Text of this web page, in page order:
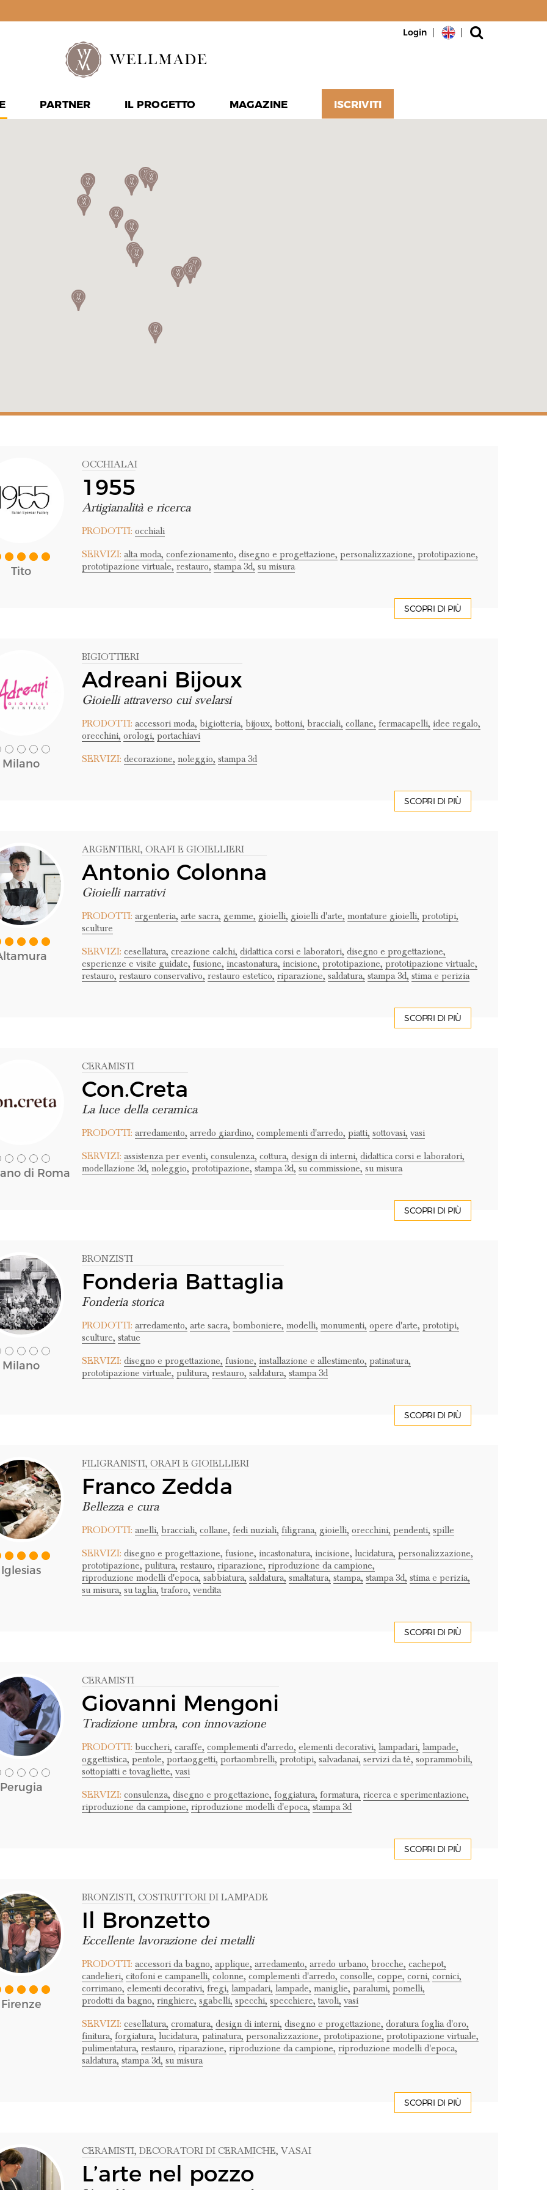
Login
PARTNER IL PROGETTO MAGAZINE ISCRIVITI
Tito
OCCHIALAI
1955
Artigianalità e ricerca
PRODOTTI: occhiali
SERVIZI: alta moda, confezionamento, disegno e progettazione, personalizzazione, prototipazione,
prototipazione virtuale, restauro, stampa 3d, su misura
SCOPRI DI PIÙ
Milano
BIGIOTTIERI
Adreani Bijoux
Gioielli attraverso cui svelarsi
PRODOTTI: accessori moda, bigiotteria, bijoux, bottoni, bracciali, collane, fermacapelli, idee regalo,
orecchini, orologi, portachiavi
SERVIZI: decorazione, noleggio, stampa 3d
SCOPRI DI PIÙ
ARGENTIERI, ORAFI E GIOIELLIERI
Antonio Colonna
Gioielli narrativi
PRODOTTI: argenteria, arte sacra, gemme, gioielli, gioielli d'arte, montature gioielli, prototipi,
sculture
SERVIZI: cesellatura, creazione calchi, didattica corsi e laboratori, disegno e progettazione,
esperienze e visite guidate, fusione, incastonatura, incisione, prototipazione, prototipazione virtuale,
restauro, restauro conservativo, restauro estetico, riparazione, saldatura, stampa 3d, stima e perizia
SCOPRI DI PIÙ
di Roma
CERAMISTI
Con.Creta
La luce della ceramica
PRODOTTI: arredamento, arredo giardino, complementi d'arredo, piatti, sottovasi, vasi
SERVIZI: assistenza per eventi, consulenza, cottura, design di interni, didattica corsi e laboratori,
modellazione 3d, noleggio, prototipazione, stampa 3d, su commissione, su misura
SCOPRI DI PIÙ
Milano
BRONZISTI
Fonderia Battaglia
Fonderia storica
PRODOTTI: arredamento, arte sacra, bomboniere, modelli, monumenti, opere d'arte, prototipi,
sculture, statue
SERVIZI: disegno e progettazione, fusione, installazione e allestimento, patinatura,
prototipazione virtuale, pulitura, restauro, saldatura, stampa 3d
SCOPRI DI PIÙ
Iglesias
FILIGRANISTI, ORAFI E GIOIELLIERI
Franco Zedda
Bellezza e cura
PRODOTTI: anelli, bracciali, collane, fedi nuziali, filigrana, gioielli, orecchini, pendenti, spille
SERVIZI: disegno e progettazione, fusione, incastonatura, incisione, lucidatura, personalizzazione,
prototipazione, pulitura, restauro, riparazione, riproduzione da campione,
riproduzione modelli d'epoca, sabbiatura, saldatura, smaltatura, stampa, stampa 3d, stima e perizia,
su misura, su taglia, traforo, vendita
SCOPRI DI PIÙ
Perugia
CERAMISTI
Giovanni Mengoni
Tradizione umbra, con innovazione
PRODOTTI: buccheri, caraffe, complementi d'arredo, elementi decorativi, lampadari, lampade,
oggettistica, pentole, portaoggetti, portaombrelli, prototipi, salvadanai, servizi da tè, soprammobili,
sottopiatti e tovagliette, vasi
SERVIZI: consulenza, disegno e progettazione, foggiatura, formatura, ricerca e sperimentazione,
riproduzione da campione, riproduzione modelli d'epoca, stampa 3d
SCOPRI DI PIÙ
Firenze
BRONZISTI, COSTRUTTORI DI LAMPADE
Il Bronzetto
Eccellente lavorazione dei metalli
PRODOTTI: accessori da bagno, applique, arredamento, arredo urbano, brocche, cachepot,
candelieri, citofoni e campanelli, colonne, complementi d'arredo, consolle, coppe, corni, cornici,
corrimano, elementi decorativi, fregi, lampadari, lampade, maniglie, paralumi, pomelli,
prodotti da bagno, ringhiere, sgabelli, specchi, specchiere, tavoli, vasi
SERVIZI: cesellatura, cromatura, design di interni, disegno e progettazione, doratura foglia d'oro,
finitura, forgiatura, lucidatura, patinatura, personalizzazione, prototipazione, prototipazione virtuale,
pulimentatura, restauro, riparazione, riproduzione da campione, riproduzione modelli d'epoca,
saldatura, stampa 3d, su misura
SCOPRI DI PIÙ
CERAMISTI, DECORATORI DI CERAMICHE, VASAI
L’arte nel pozzo